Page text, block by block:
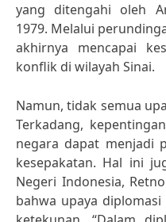
yang ditengahi oleh
1979. Melalui
akhirnya mencapai
konflik di wilayah Sinai.
Namun, tidak semua
Terkadang,
negara dapat menjadi
kesepakatan. Hal ini
Negeri Indonesia,
bahwa upaya